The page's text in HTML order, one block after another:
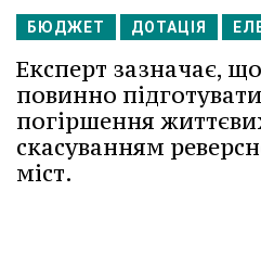
БЮДЖЕТ ДОТАЦІЯ
Експерт зазначає,
повинно
погіршення
скасуванням
міст.